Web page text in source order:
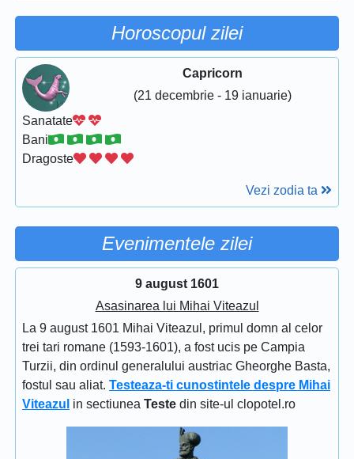
Horoscopul zilei
Capricorn
(21 decembrie - 19 ianuarie)
Sanatate
Bani
Dragoste
Vezi zodia ta
Evenimentele zilei
9 august 1601
Asasinarea lui Mihai Viteazul
La 9 august 1601 Mihai Viteazul, primul domn al celor
trei tari romane (1593-1601), a fost ucis pe Campia
Turzii, din ordinul generalului austriac Gheorghe Basta,
fostul sau aliat. Testeaza-ti cunostintele despre Mihai
Viteazul in sectiunea Teste din site-ul clopotel.ro